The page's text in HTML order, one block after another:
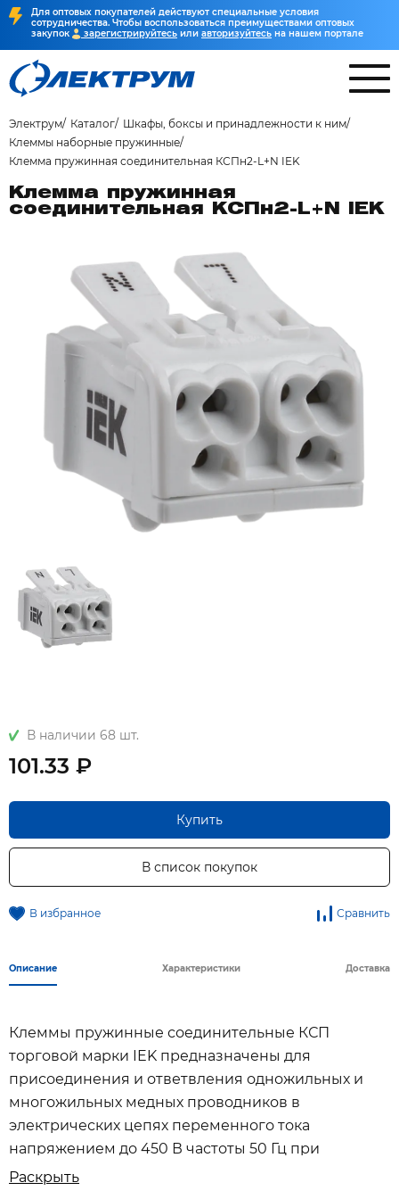
Для оптовых покупателей действуют специальные условия
сотрудничества. Чтобы воспользоваться преимуществами оптовых
закупок
зарегистрируйтесь или авторизуйтесь на нашем портале
Электрум Каталог
Шкафы, боксы и принадлежности к ним
Клеммы наборные пружинные
Клемма пружинная соединительная КСПн2-L+N IEK
Клемма пружинная
соединительная КСПн2-L+N IEK
В наличии 68 шт.
101.33 ₽
Купить
В список покупок
В избранное Сравнить
Описание Характеристики Доставка
Клеммы пружинные соединительные КСП
торговой марки IEK предназначены для
присоединения и ответвления одножильных и
многожильных медных проводников в
электрических цепях переменного тока
напряжением до 450 В частоты 50 Гц при
температуре окружающего воздуха от минус 60
Раскрыть